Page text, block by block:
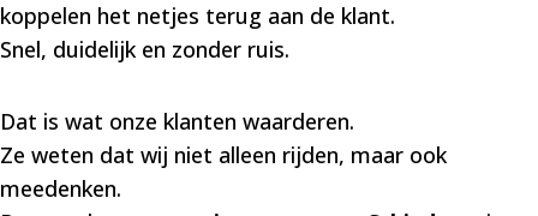
koppelen het netjes terug aan de klant.
Snel, duidelijk en zonder ruis.
Dat is wat onze klanten waarderen.
Ze weten dat wij niet alleen rijden, maar ook
meedenken.